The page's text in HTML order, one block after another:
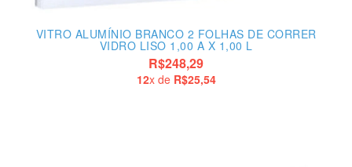
VITRO ALUMÍNIO BRANCO 2 FOLHAS DE CORRER
VIDRO LISO 1,00 A X 1,00 L
R$248,29
12x de R$25,54